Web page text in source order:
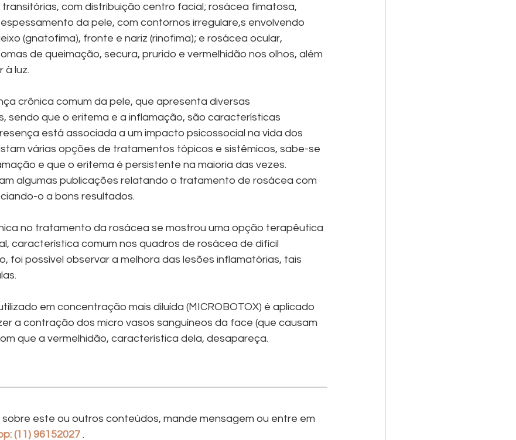
com distribuição centro facial; rosácea fimatosa,
da pele, com contornos irregulare,s envolvendo
(gnatofima), fronte e nariz (rinofima); e rosácea ocular,
de queimação, secura, prurido e vermelhidão nos olhos, além
à luz.
crônica comum da pele, que apresenta diversas
sendo que o eritema e a inflamação, são características
está associada a um impacto psicossocial na vida dos
várias opções de tratamentos tópicos e sistêmicos, sabe-se
e que o eritema é persistente na maioria das vezes.
algumas publicações relatando o tratamento de rosácea com
o a bons resultados.
no tratamento da rosácea se mostrou uma opção terapêutica
característica comum nos quadros de rosácea de difícil
foi possível observar a melhora das lesões inflamatórias, tais
em concentração mais diluída (MICROBOTOX) é aplicado
a contração dos micro vasos sanguíneos da face (que causam
que a vermelhidão, característica dela, desapareça.
sobre este ou outros conteúdos, mande mensagem ou entre em
(11) 96152027 .